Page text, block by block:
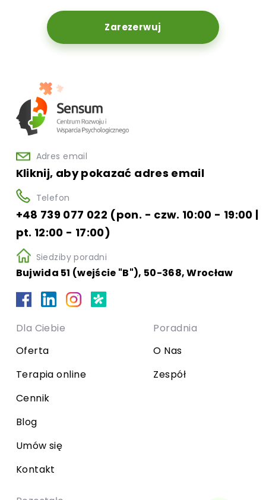
Zarezerwuj
Adres email
Kliknij, aby pokazać adres email
Telefon
+48 739 077 022 (pon. - czw. 10:00 - 19:00 |
pt. 12:00 - 17:00)
Siedziby poradni
Bujwida 51 (wejście "B"), 50-368, Wrocław
Dla Ciebie
Oferta
Terapia online
Cennik
Blog
Umów się
Kontakt
Poradnia
O Nas
Zespół